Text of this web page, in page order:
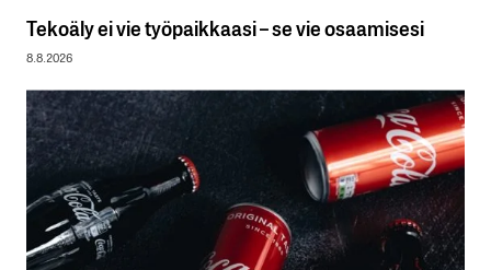
Tekoäly ei vie työpaikkaasi – se vie osaamisesi
8.8.2026